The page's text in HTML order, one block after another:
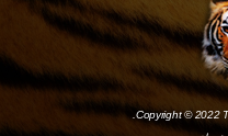
Copyright © 2022